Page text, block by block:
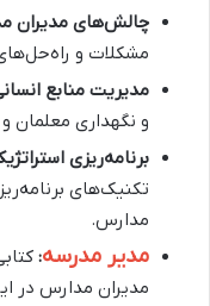
چالش‌های مدیران
مشکلات و
مدیریت منابع
و نگهداری معلمان
برنامه‌ریزی
تکنیک‌های
مدارس.
مدیر مدرسه:
مدیران مدارس در